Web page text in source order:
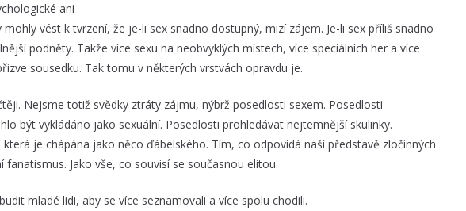
ani
vést k tvrzení, že je-li sex snadno dostupný, mizí zájem. Je-li sex příliš snadno
podněty. Takže více sexu na neobvyklých místech, více speciálních her a více
sousedku. Tak tomu v některých vrstvách opravdu je.
Nejsme totiž svědky ztráty zájmu, nýbrž posedlosti sexem. Posedlosti
být vykládáno jako sexuální. Posedlosti prohledávat nejtemnější skulinky.
která je chápána jako něco ďábelského. Tím, co odpovídá naší představě zločinných
fanatismus. Jako vše, co souvisí se současnou elitou.
mladé lidi, aby se více seznamovali a více spolu chodili.